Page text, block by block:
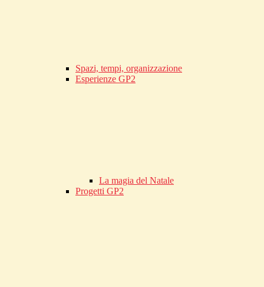
Spazi, tempi, organizzazione
Esperienze GP2
La magia del Natale
Progetti GP2